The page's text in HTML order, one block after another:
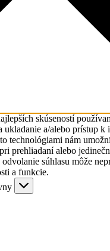
skúseností
ukladanie a/alebo prístup k
technológiami nám
prehliadaní alebo
súhlasu môže
a funkcie.